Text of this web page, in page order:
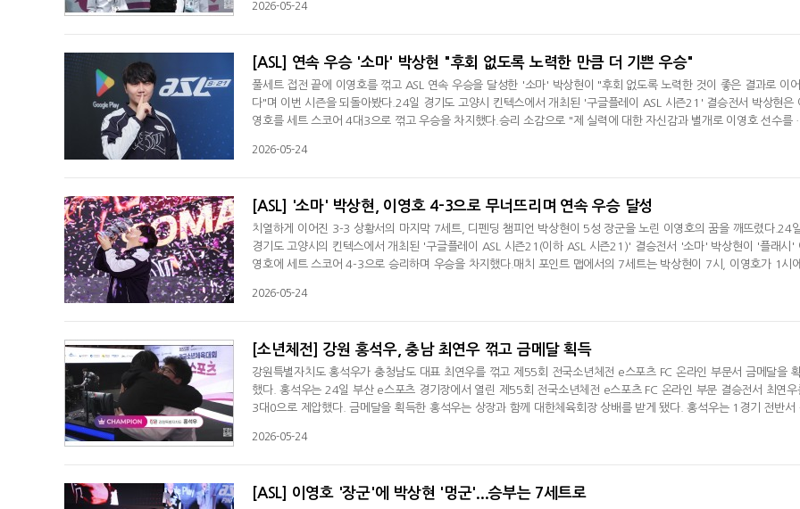
터트렸다. 전반을 1대1로 마친 충남은 후반 추가 시간 상황서 헤딩 골을 터트리며 다시 한번 승리를 거뒀다. 충남은 3
2026-05-24
[ASL] 연속 우승 '소마' 박상현 "후회 없도록 노력한 만큼 더 기쁜 우승"
풀세트 접전 끝에 이영호를 꺾고 ASL 연속 우승을 달성한 '소마' 박상현이 "후회 없도록 노력한 것이 좋은 결과로 이어
다"며 이번 시즌을 되돌아봤다.24일 경기도 고양시 킨텍스에서 개최된 '구글플레이 ASL 시즌21' 결승전서 박상현은
영호를 세트 스코어 4대3으로 꺾고 우승을 차지했다.승리 소감으로 "제 실력에 대한 자신감과 별개로 이영호 선수를
한 박상현은 "이영호 선수 상대로 기죽지 않고 여기까지 잘 왔고 우승까지 해서 기쁘다. 말로 표현하기 힘든 기분이다"
2026-05-24
[ASL] '소마' 박상현, 이영호 4-3으로 무너뜨리며 연속 우승 달성
치열하게 이어진 3-3 상황서의 마지막 7세트, 디펜딩 챔피언 박상현이 5성 장군을 노린 이영호의 꿈을 깨뜨렸다.24일
경기도 고양시의 킨텍스에서 개최된 '구글플레이 ASL 시즌21(이하 ASL 시즌21)' 결승전서 '소마' 박상현이 '플래시'
영호에 세트 스코어 4-3으로 승리하며 우승을 차지했다.매치 포인트 맵에서의 7세트는 박상현이 7시, 이영호가 1시에
가로 보내 빠른 습격을 선택했다.이어 저글링 부대까지 상대 진영으로 향하는 상황, 드론을 막기에 급급했던 이영호는
2026-05-24
[소년체전] 강원 홍석우, 충남 최연우 꺾고 금메달 획득
강원특별자치도 홍석우가 충청남도 대표 최연우를 꺾고 제55회 전국소년체전 e스포츠 FC 온라인 부문서 금메달을
했다. 홍석우는 24일 부산 e스포츠 경기장에서 열린 제55회 전국소년체전 e스포츠 FC 온라인 부문 결승전서 최연우
3대0으로 제압했다. 금메달을 획득한 홍석우는 상장과 함께 대한체육회장 상배를 받게 됐다. 홍석우는 1경기 전반서
려갔다. 하지만 32분 아크서클서 수비진을 따돌린 뒤 동점 골을 터트린 홍석우는 40분 골을 터트리며 역전에 성공했
2026-05-24
[ASL] 이영호 '장군'에 박상현 '멍군'...승부는 7세트로